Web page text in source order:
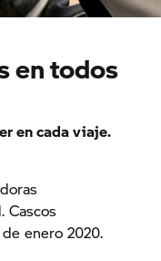
en todos
en cada viaje.
Cascos
enero 2020.